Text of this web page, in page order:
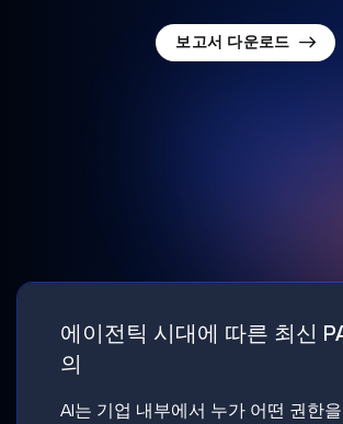
보고서 다운로드
에이전틱 시대에 따른 최신
의
AI는 기업 내부에서 누가 어떤 권한